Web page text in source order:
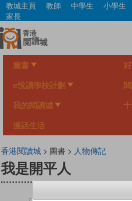
Skip
main
content
教城主頁 教師 中學生
小學生
家長
圖書
e悅讀學校計劃
我的閱讀城
漫話生活
香港閱讀城> 圖書 > 人物傳記
我是開平人